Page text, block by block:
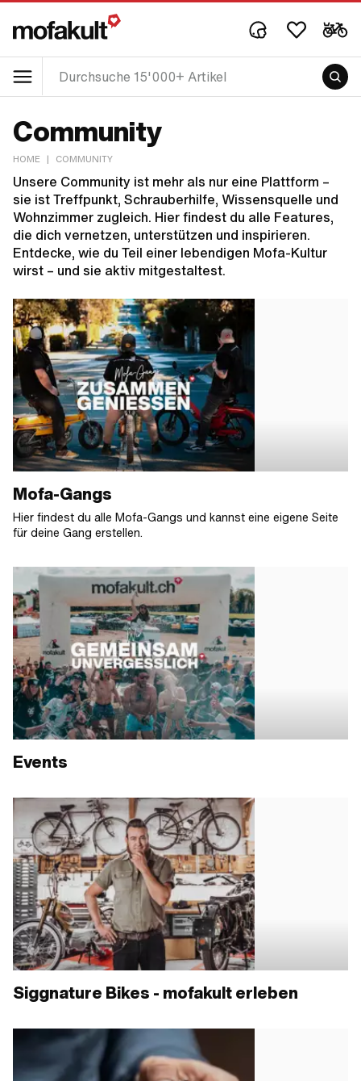
Community
HOME | COMMUNITY
Unsere Community ist mehr als nur eine Plattform –
sie ist Treffpunkt, Schrauberhilfe, Wissensquelle und
Wohnzimmer zugleich. Hier findest du alle Features,
die dich vernetzen, unterstützen und inspirieren.
Entdecke, wie du Teil einer lebendigen Mofa-Kultur
wirst – und sie aktiv mitgestaltest.
Mofa-Gangs
Hier findest du alle Mofa-Gangs und kannst eine eigene Seite
für deine Gang erstellen.
Events
Siggnature Bikes - mofakult erleben